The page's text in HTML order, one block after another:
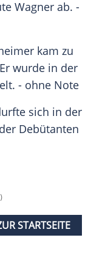
Wagner ab. -
kam zu
wurde in der
- ohne Note
sich in der
Debütanten
STARTSEITE